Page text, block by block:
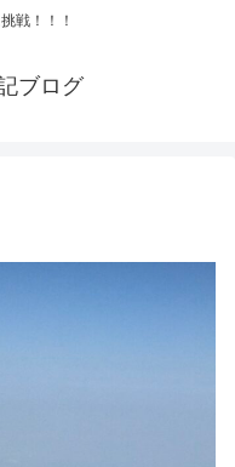
戦！！！
ブログ